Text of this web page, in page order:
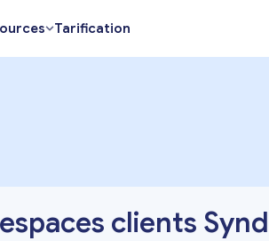
Tarification
clients